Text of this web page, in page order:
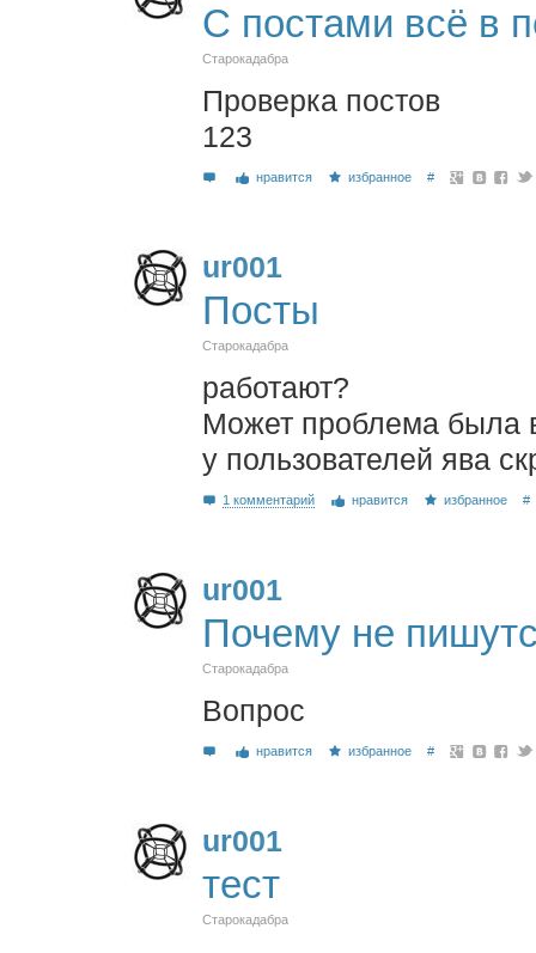
С постами всё в
Старокадабра
Проверка постов
123
нравится избранное #
ur001
Посты
Старокадабра
работают?
Может проблема была
у пользователей ява
1 комментарий нравится избранное #
ur001
Почему не
Старокадабра
Вопрос
нравится избранное #
ur001
тест
Старокадабра